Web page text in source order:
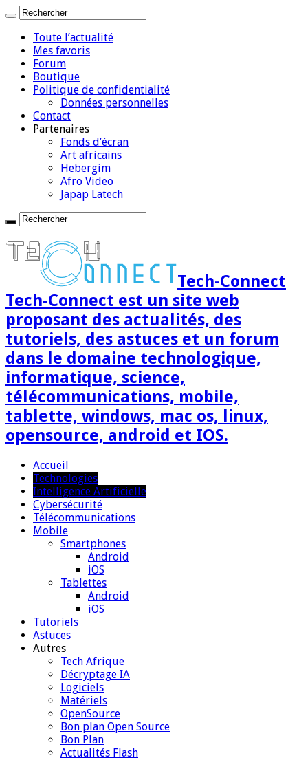
Toute l’actualité
Mes favoris
Forum
Boutique
Politique de confidentialité
Données personnelles
Contact
Partenaires
Fonds d’écran
Art africains
Hebergim
Afro Video
Japap Latech
Tech-Connect
Tech-Connect est un site web
proposant des actualités, des
tutoriels, des astuces et un forum
dans le domaine technologique,
informatique, science,
télécommunications, mobile,
tablette, windows, mac os, linux,
opensource, android et IOS.
Accueil
Technologies
Intelligence Artificielle
Cybersécurité
Télécommunications
Mobile
Smartphones
Android
iOS
Tablettes
Android
iOS
Tutoriels
Astuces
Autres
Tech Afrique
Décryptage IA
Logiciels
Matériels
OpenSource
Bon plan Open Source
Bon Plan
Actualités Flash